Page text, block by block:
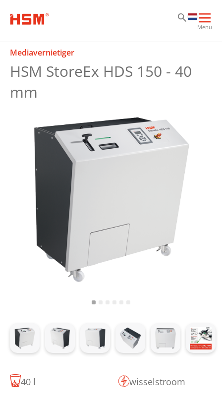
Menu
Mediavernietiger
HSM StoreEx HDS 150 - 40
mm
40 l wisselstroom